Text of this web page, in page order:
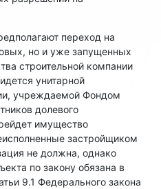
переход на
но и уже запущенных
строительной компании
унитарной
учреждаемой Фондом
долевого
имущество
застройщиком
не должна, однако
по закону обязана в
9.1 Федерального закона